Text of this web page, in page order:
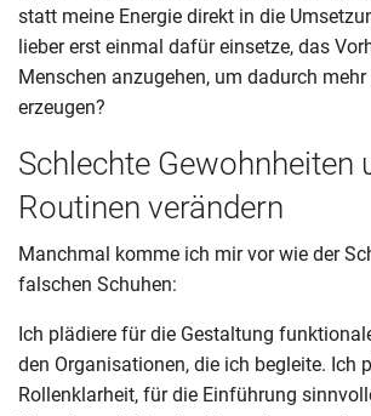
statt meine Energie direkt in die
lieber erst einmal dafür einsetze, das
Menschen anzugehen, um dadurch
erzeugen?
Schlechte Gewohnheiten
Routinen verändern
Manchmal komme ich mir vor wie der
falschen Schuhen:
Ich plädiere für die Gestaltung
den Organisationen, die ich begleite. Ich
Rollenklarheit, für die Einführung